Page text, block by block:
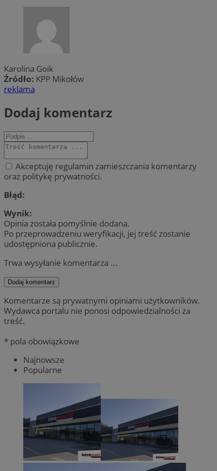
Karolina Goik
Źródło: KPP Mikołów
reklama
Dodaj komentarz
Akceptuję regulamin zamieszczania komentarzy
oraz politykę prywatności.
Błąd:
Wynik:
Opinia została pomyślnie dodana.
Po przeprowadzeniu weryfikacji, jej treść zostanie
udostępniona publicznie.
Trwa wysyłanie komentarza ...
Dodaj komentarz
Komentarze są prywatnymi opiniami użytkowników.
Wydawca portalu nie ponosi odpowiedzialności za
treść.
* pola obowiązkowe
Najnowsze
Popularne